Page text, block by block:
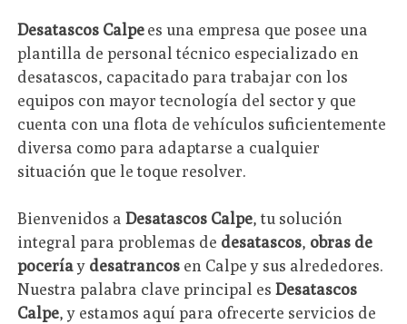
Desatascos Calpees una empresa que posee una
plantilla de personal técnico especializado en
desatascos, capacitado para trabajar con los
equipos con mayor tecnología del sector y que
cuenta con una flota de vehículos suficientemente
diversa como para adaptarse a cualquier
situación que le toque resolver.
Bienvenidos aDesatascos Calpe, tu solución
integral para problemas de desatascos, obras de
poceríay desatrancos en Calpe y sus alrededores.
Nuestra palabra clave principal esDesatascos
Calpe, y estamos aquí para ofrecerte servicios de